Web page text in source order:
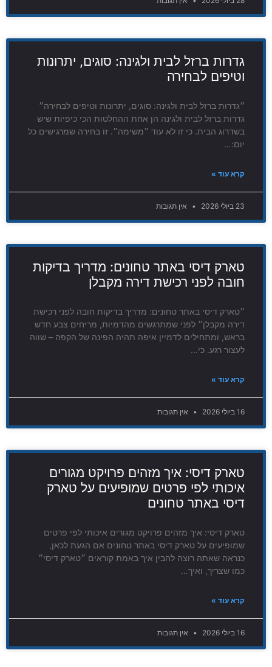
גדרות ברזל לבית ולגינה: סוגים, יתרונות
וטיפים לבחירה
״גדרות ברזל לבית ולגינה: סוגים, יתרונות וטיפים לבחירה״
גדרות ברזל לבית ולגינה הן אחת ההחלטות הכי כיפיות שיש
בשדרוג הבית. כי זו לא עוד ״משימה״. זו בחירה שמרגישים כל
יום:…
קרא עוד »
23 ביולי 2026 אין תגובות
טארק דיסי באתר טחונים: מדריך בדיקות
חובה לפני רכישת דירה מקבלן
״טארק דיסי באתר טחונים: מדריך בדיקות חובה לפני רכישת
דירה מקבלן״ לפני שמתרגשים מהדמיות, מריחים צבע חדש
בראש, ומתחילים לדמיין איפה תהיה הפינה של הקפה – שווה
לעצור רגע. כי…
קרא עוד »
16 ביולי 2026 אין תגובות
טארק דיסי: איך מזהים פרויקט מגורים
איכותי לפי פרטים שמופיעים על טארק
דיסי באתר טחונים
טארק דיסי: איך מזהים פרויקט מגורים איכותי לפי פרטים
שמופיעים על טארק דיסי באתר טחונים אם הגעת לכאן,
כנראה שאתה רוצה להבין איך באמת קוראים ״טארק דיסי״
כמו שצריך, ואיך…
קרא עוד »
16 ביולי 2026 אין תגובות